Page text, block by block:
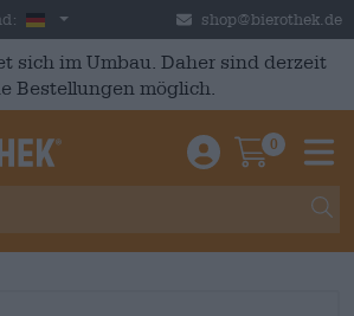
Deutschland shop@bierothek.de
sich im Umbau. Daher sind derzeit
Bestellungen möglich.
Einloggen /
0